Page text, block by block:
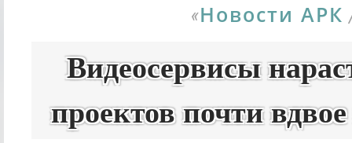
«Новости АРК
Видеосервисы
проектов почти